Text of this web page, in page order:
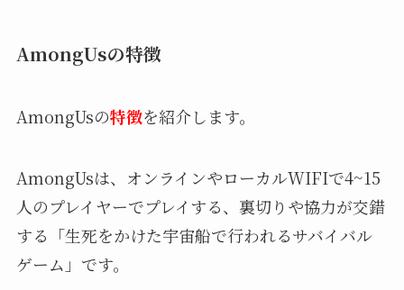
AmongUsの特徴
AmongUsの特徴を紹介します。
AmongUsは、オンラインやローカルWIFIで4~15
人のプレイヤーでプレイする、裏切りや協力が交錯
する「生死をかけた宇宙船で行われるサバイバル
ゲーム」です。